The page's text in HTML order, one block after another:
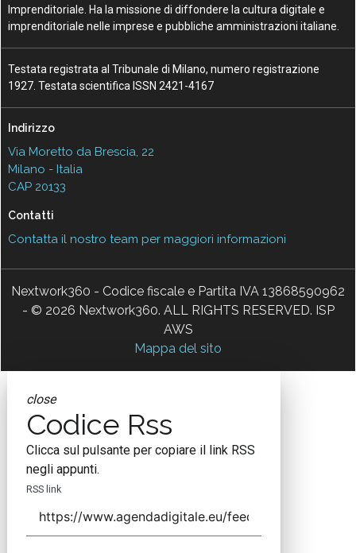
Imprenditoriale. Ha la missione di diffondere la cultura digitale e
imprenditoriale nelle imprese e pubbliche amministrazioni italiane.
Testata registrata al Tribunale di Milano, numero registrazione
1927. Testata scientifica ISSN 2421-4167
Indirizzo
Via Moretto da Brescia, 22
Milano - Italia
CAP 20133
Contatti
Contatta il nostro team per maggiori informazioni
Nextwork360 - Codice fiscale e Partita IVA 13868590962
- © 2026 Nextwork360. ALL RIGHTS RESERVED. ISP
AWS
Mappa del sito
close
Codice Rss
Clicca sul pulsante per copiare il link RSS
negli appunti.
RSS link